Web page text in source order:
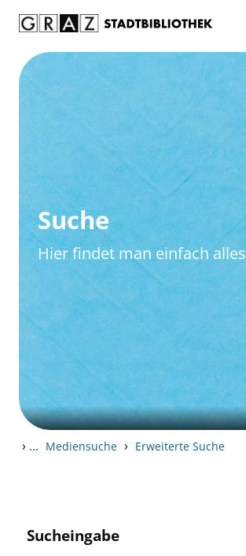
Suche
Hier findet man einfach alles
› ... Mediensuche › Erweiterte Suche
Sucheingabe